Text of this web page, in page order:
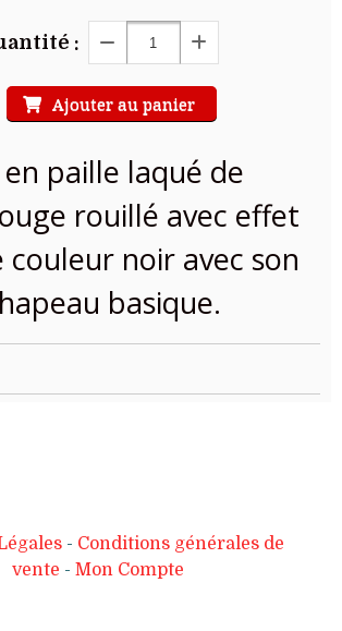
:
Ajouter au panier
paille laqué de
rouillé avec effet
couleur noir avec son
basique.
Conditions générales de
vente
Mon Compte